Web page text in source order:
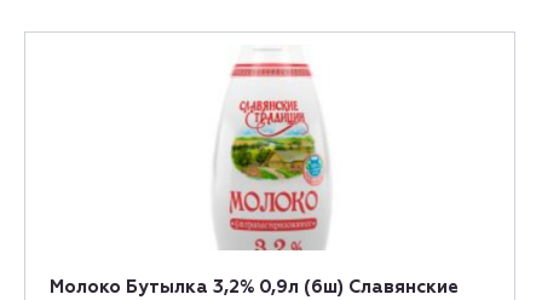
Молоко Бутылка 3,2% 0,9л (6ш) Славянские